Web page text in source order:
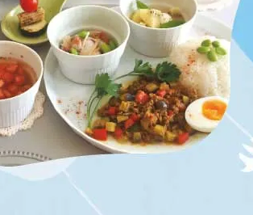
ー
ーラー